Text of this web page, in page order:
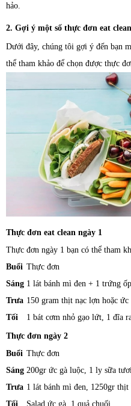
hảo.
2. Gợi ý một số thực đơn eat
Dưới đây, chúng tôi gợi ý đến bạn
thể tham khảo để chọn được thực
Thực đơn eat clean ngày 1
Thực đơn ngày 1 bạn có thể tham
Buổi Thực đơn
Sáng 1 lát bánh mì đen + 1 trứng
Trưa 150 gram thịt nạc lợn hoặc ức
Tối
1 bát cơm nhỏ gạo lứt, 1 đĩa
Thực đơn ngày 2
Buổi Thực đơn
Sáng 200gr ức gà luộc, 1 ly sữa
Trưa 1 lát bánh mì đen, 1250gr
Tối
Salad ức gà, 1 quả chuối